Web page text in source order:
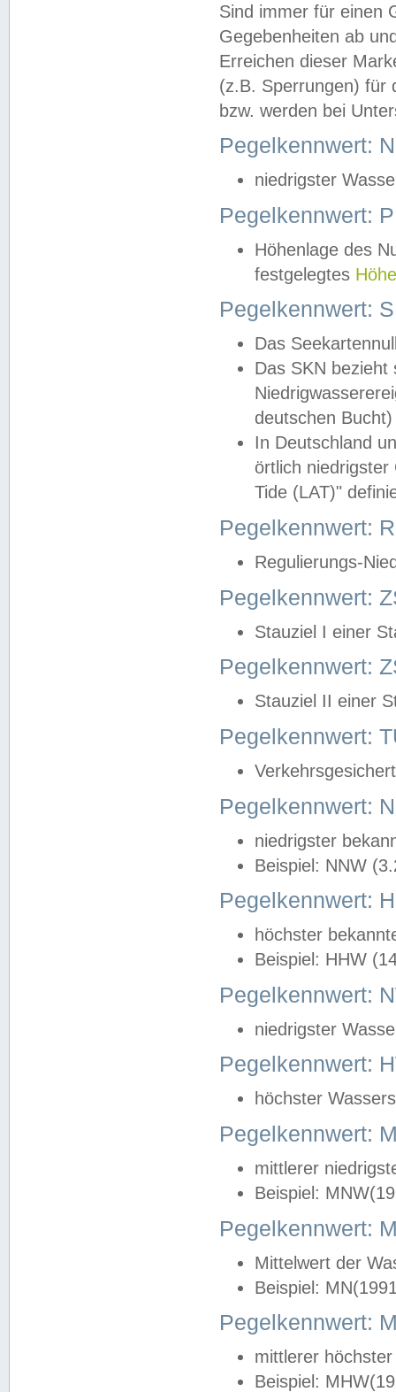
Sind immer für einen
Gegebenheiten ab
Erreichen dieser
(z.B. Sperrungen) für
bzw. werden bei
Pegelkennwert:
niedrigster
Pegelkennwert:
Höhenlage des
festgelegtes
Pegelkennwert:
Das
Das SKN
deutschen
In Deutschland
örtlich
Tide (LAT)"
Pegelkennwert:
Regulierungs-
Pegelkennwert:
Stauziel I einer
Pegelkennwert:
Stauziel II einer
Pegelkennwert:
Pegelkennwert:
niedrigster
Beispiel: NNW
Pegelkennwert:
höchster
Beispiel: HHW
Pegelkennwert:
niedrigster
Pegelkennwert:
höchster
Pegelkennwert:
mittlerer
Beispiel:
Pegelkennwert:
Mittelwert der
Beispiel:
Pegelkennwert:
mittlerer
Beispiel: